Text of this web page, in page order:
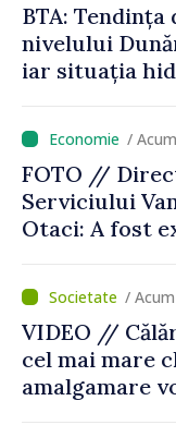
BTA: Tendința
nivelului
iar situația
/
FOTO //
Serviciului
Otaci: A fost
control vamal
performant
/
VIDEO //
cel mai mare
amalgamare